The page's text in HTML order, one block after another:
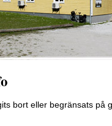
bort eller begränsats på